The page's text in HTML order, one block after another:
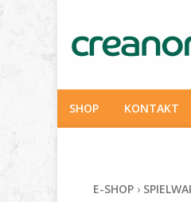
SHOP KONTAKT
E-SHOP ›